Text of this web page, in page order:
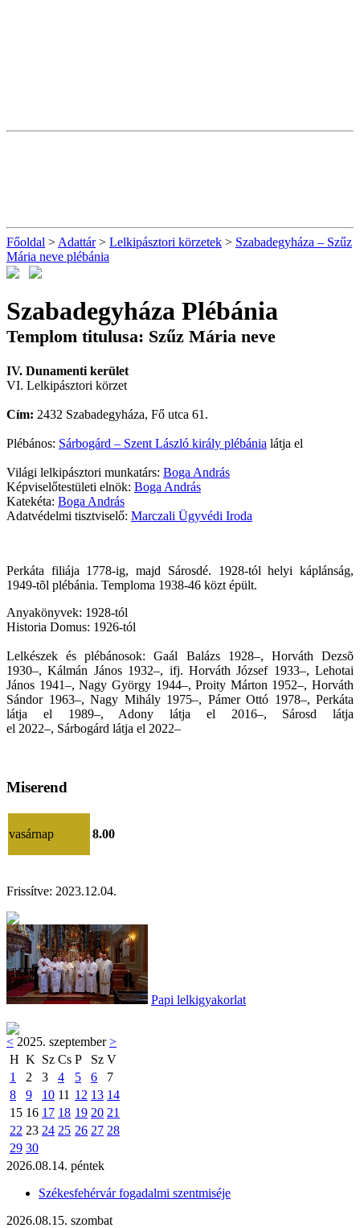
Főoldal > Adattár> Lelkipásztori körzetek > Szabadegyháza – Szűz
Mária neve plébánia
Szabadegyháza Plébánia
Templom titulusa: Szűz Mária neve
IV. Dunamenti kerület
VI. Lelkipásztori körzet
Cím: 2432 Szabadegyháza, Fő utca 61.
Plébános: Sárbogárd – Szent László király plébánia látja el
Világi lelkipásztori munkatárs: Boga András
Képviselőtestületi elnök: Boga András
Katekéta: Boga András
Adatvédelmi tisztviselő: Marczali Ügyvédi Iroda
Perkáta filiája 1778-ig, majd Sárosdé. 1928-tól helyi káplánság,
1949-tõl plébánia. Temploma 1938-46 közt épült.
Anyakönyvek: 1928-tól
Historia Domus: 1926-tól
Lelkészek és plébánosok: Gaál Balázs 1928–, Horváth Dezsõ
1930–, Kálmán János 1932–, ifj. Horváth József 1933–, Lehotai
János 1941–, Nagy György 1944–, Proity Márton 1952–, Horváth
Sándor 1963–, Nagy Mihály 1975–, Pámer Ottó 1978–, Perkáta
látja el 1989–, Adony látja el 2016–, Sárosd látja
el 2022–, Sárbogárd látja el 2022–
Miserend
vasárnap 8.00
Frissítve: 2023.12.04.
Papi lelkigyakorlat
< 2025. szeptember>
H K Sz Cs P Sz V
1
2 3 4 5 6
7
8
9 10 11 12 13 14
15 16 17 18 19 20 21
22 23 24 25 26 27 28
29 30
2026.08.14. péntek
Székesfehérvár fogadalmi szentmiséje
2026.08.15. szombat